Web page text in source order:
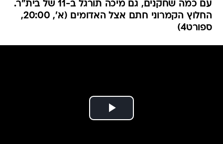
עם כמה שחקנים, גם מיכה תורגל ב-11 של בית"ר.
החלוץ הקמרוני חתם אצל האדומים (א', 20:00,
ספורט4)